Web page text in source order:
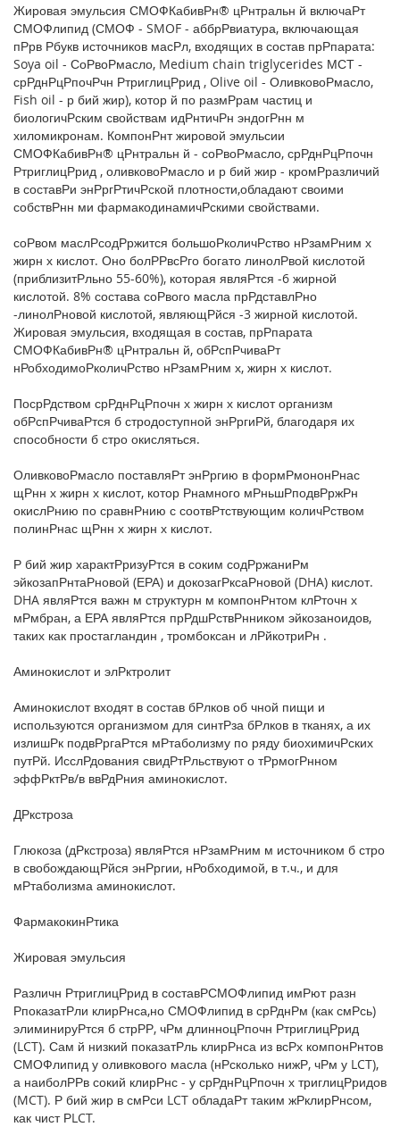
Жировая эмульсия СМОФКабивРн® цРнтральн й включаРт
СМОФлипид (СМОФ - SMOF - аббрРвиатура, включающая
пРрв Рбукв источников масРл, входящих в состав прРпарата:
Soya oil - СоРвоРмасло, Medium chain triglycerides МСТ -
срРднРцРпочРчн РтриглицРрид , Olive oil - ОливковоРмасло,
Fish oil - р бий жир), котор й по размРрам частиц и
биологичРским свойствам идРнтичРн эндогРнн м
хиломикронам. КомпонРнт жировой эмульсии
СМОФКабивРн® цРнтральн й - соРвоРмасло, срРднРцРпочн
РтриглицРрид , оливковоРмасло и р бий жир - кромРразличий
в составРи энРргРтичРской плотности,обладают своими
собствРнн ми фармакодинамичРскими свойствами.
соРвом маслРсодРржится большоРколичРство нРзамРним х
жирн х кислот. Оно болРРвсРго богато линолРвой кислотой
(приблизитРльно 55-60%), которая являРтся -6 жирной
кислотой. 8% состава соРвого масла прРдставлРно
-линолРновой кислотой, являющРйся -3 жирной кислотой.
Жировая эмульсия, входящая в состав, прРпарата
СМОФКабивРн® цРнтральн й, обРспРчиваРт
нРобходимоРколичРство нРзамРним х, жирн х кислот.
ПосрРдством срРднРцРпочн х жирн х кислот организм
обРспРчиваРтся б стродоступной энРргиРй, благодаря их
способности б стро окисляться.
ОливковоРмасло поставляРт энРргию в формРмононРнас
щРнн х жирн х кислот, котор Рнамного мРньшРподвРржРн
окислРнию по сравнРнию с соотвРтствующим количРством
полинРнас щРнн х жирн х кислот.
Р бий жир характРризуРтся в соким содРржаниРм
эйкозапРнтаРновой (ЕРА) и докозагРксаРновой (DHA) кислот.
DHA являРтся важн м структурн м компонРнтом клРточн х
мРмбран, а ЕРА являРтся прРдшРствРнником эйкозаноидов,
таких как простагландин , тромбоксан и лРйкотриРн .
Аминокислот и элРктролит
Аминокислот входят в состав бРлков об чной пищи и
используются организмом для синтРза бРлков в тканях, а их
излишРк подвРргаРтся мРтаболизму по ряду биохимичРских
путРй. ИсслРдования свидРтРльствуют о тРрмогРнном
эффРктРв/в ввРдРния аминокислот.
ДРкстроза
Глюкоза (дРкстроза) являРтся нРзамРним м источником б стро
в свобождающРйся энРргии, нРобходимой, в т.ч., и для
мРтаболизма аминокислот.
ФармакокинРтика
Жировая эмульсия
Различн РтриглицРрид в составРСМОФлипид имРют разн
РпоказатРли клирРнса,но СМОФлипид в срРднРм (как смРсь)
элиминируРтся б стрРР, чРм длинноцРпочн РтриглицРрид
(LCT). Сам й низкий показатРль клирРнса из всРх компонРнтов
СМОФлипид у оливкового масла (нРсколько нижР, чРм у LCT),
а наиболРРв сокий клирРнс - у срРднРцРпочн х триглицРридов
(MCT). Р бий жир в смРси LCT обладаРт таким жРклирРнсом,
как чист РLCT.